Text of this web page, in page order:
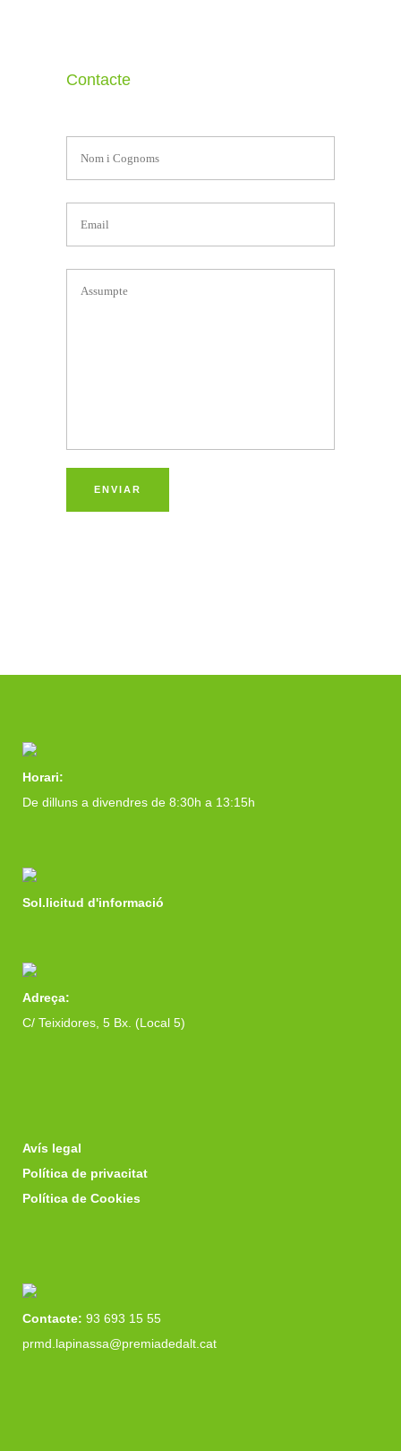
Contacte
Horari:
De dilluns a divendres de 8:30h a 13:15h
Sol.licitud d'informació
Adreça:
C/ Teixidores, 5 Bx. (Local 5)
Avís legal
Política de privacitat
Política de Cookies
Contacte: 93 693 15 55
prmd.lapinassa@premiadedalt.cat